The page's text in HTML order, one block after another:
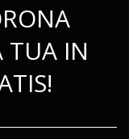
TUA IN